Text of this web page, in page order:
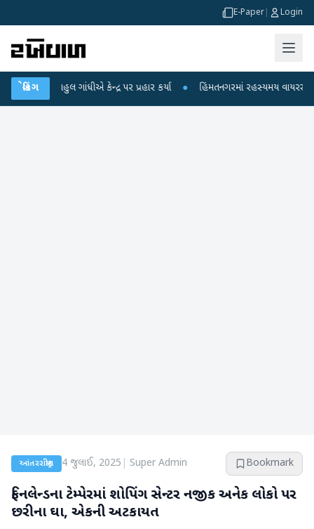
E-Paper Login
બ્રેકિંગ
ગાંધીએ કેન્દ્ર પર પ્રહાર કર્યા ● હિંમતનગરમાં રહસ્યમય વાયરસ કે ચાંદીપુરા? 6
આંતરરાષ્ટ્રીય 4 જુલાઈ, 2025 Super Admin Bookmark
ફિનલેન્ડના ટેમ્પેરમાં શોપિંગ સેન્ટર નજીક અનેક લોકો પર
છરીના ઘા, એકની અટકાયત